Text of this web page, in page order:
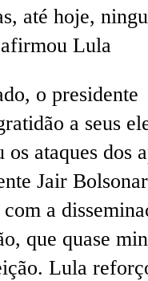
até hoje,
Lula
o presidente
a seus
ataques dos
Jair
a
que quase
Lula